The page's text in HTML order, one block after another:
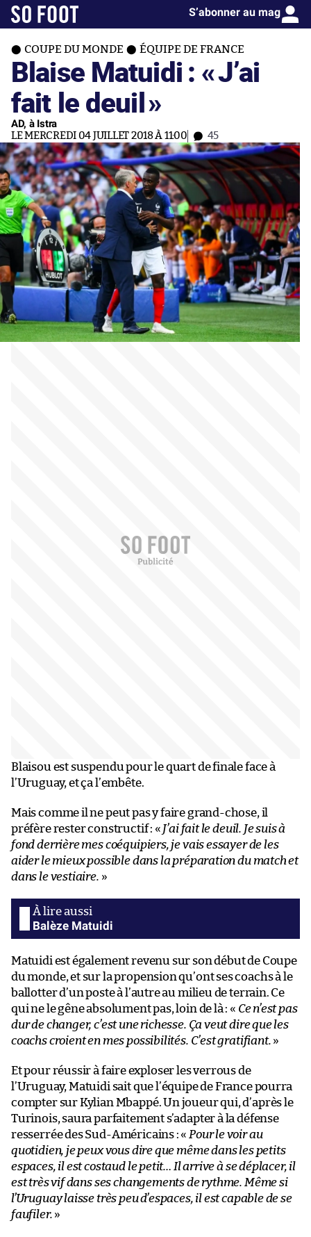
S’abonner au mag
COUPE DU MONDE ÉQUIPE DE FRANCE
Blaise Matuidi : «J’ai
fait le deuil»
AD, à Istra
LE MERCREDI 04 JUILLET 2018 À 11:00 45
Blaisou est suspendu pour le quart de finale face à
l’Uruguay, et ça l’embête.
Mais comme il ne peut pas y faire grand-chose, il
préfère rester constructif : « J’ai fait le deuil. Je suis à
fond derrière mes coéquipiers, je vais essayer de les
aider le mieux possible dans la préparation du match et
dans le vestiaire. »
Balèze Matuidi
Matuidi est également revenu sur son début de Coupe
du monde, et sur la propension qu’ont ses coachs à le
ballotter d’un poste à l’autre au milieu de terrain. Ce
qui ne le gêne absolument pas, loin de là : « Ce n’est pas
dur de changer, c’est une richesse. Ça veut dire que les
coachs croient en mes possibilités. C’est gratifiant. »
Et pour réussir à faire exploser les verrous de
l’Uruguay, Matuidi sait que l’équipe de France pourra
compter sur Kylian Mbappé. Un joueur qui, d’après le
Turinois, saura parfaitement s’adapter à la défense
resserrée des Sud-Américains : « Pour le voir au
quotidien, je peux vous dire que même dans les petits
espaces, il est costaud le petit… Il arrive à se déplacer, il
est très vif dans ses changements de rythme. Même si
l’Uruguay laisse très peu d’espaces, il est capable de se
faufiler. »